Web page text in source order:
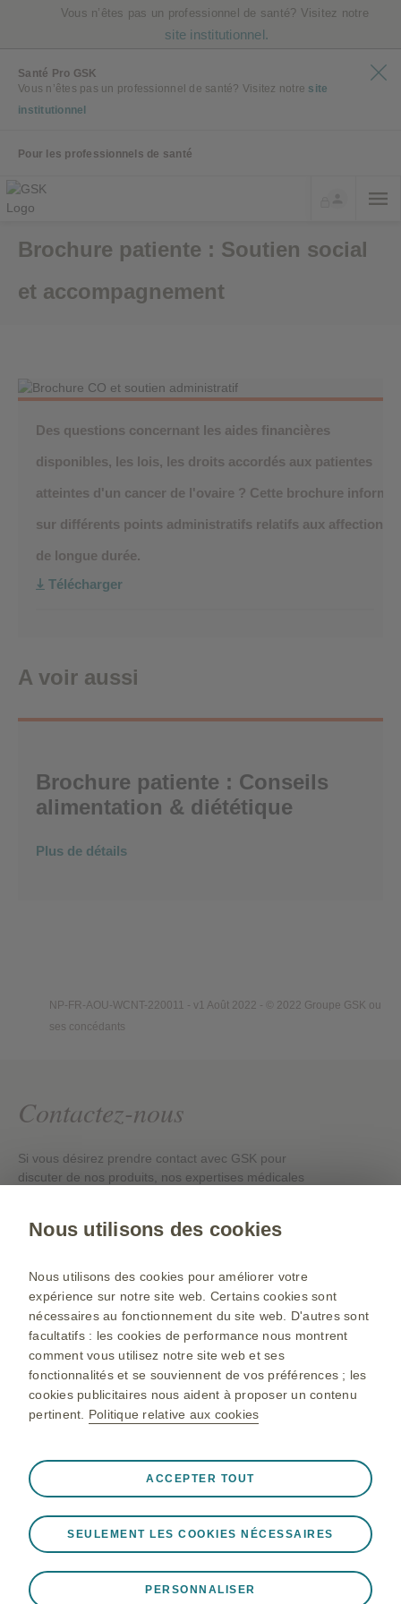
Vous n’êtes pas un professionnel de santé? Visitez notre
site institutionnel.
Santé Pro GSK
Vous n’êtes pas un professionnel de santé? Visitez notre site
institutionnel
Pour les professionnels de santé
Brochure patiente : Soutien social
et accompagnement
Des questions concernant les aides financières
disponibles, les lois, les droits accordés aux patientes
atteintes d'un cancer de l'ovaire ? Cette brochure informe
sur différents points administratifs relatifs aux affections
de longue durée.
Télécharger
A voir aussi
Brochure patiente : Conseils
alimentation & diététique
Plus de détails
NP-FR-AOU-WCNT-220011 - v1 Août 2022 - © 2022 Groupe GSK ou
ses concédants
Contactez-nous
Si vous désirez prendre contact avec GSK pour
discuter de nos produits, nos expertises médicales
Site institutionnel
Plan du site
Conditions d’utilisation
Politique de protection des données personnelles
© 2026 Sociétés du Groupe GSK. Tous droits réservés. Laboratoire
GlaxoSmithKline, société par actions simplifiée au capital de
92500 Rueil-Malmaison. Tél. : 01 39 17 80 00. TVA
Nous utilisons des cookies
Nous utilisons des cookies pour améliorer votre
expérience sur notre site web. Certains cookies sont
nécessaires au fonctionnement du site web. D'autres sont
facultatifs : les cookies de performance nous montrent
comment vous utilisez notre site web et ses
fonctionnalités et se souviennent de vos préférences ; les
cookies publicitaires nous aident à proposer un contenu
pertinent. Politique relative aux cookies
❮
notamment pour stocker les données de session lors
d'une visite sur le site web, pour gérer les préférences en
sécurité du site web. En outre, certains cookies sont
SEULEMENT LES COOKIES NÉCESSAIRES
PERSONNALISER
ACCEPTER TOUT